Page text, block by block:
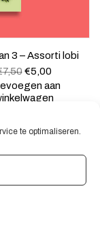
te optimaliseren.
3 – Assorti lobi
7,50 O
o
r
r
n
€5,00H
u
i
g
p
aan
by Go-Trex